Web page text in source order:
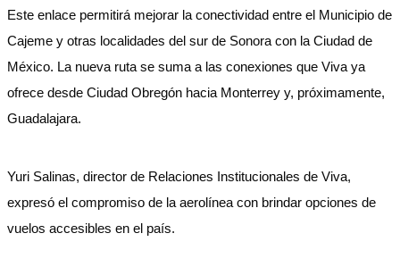
Este enlace permitirá mejorar la conectividad entre el Municipio de
Cajeme y otras localidades del sur de Sonora con la Ciudad de
México. La nueva ruta se suma a las conexiones que Viva ya
ofrece desde Ciudad Obregón hacia Monterrey y, próximamente,
Guadalajara.
Yuri Salinas, director de Relaciones Institucionales de Viva,
expresó el compromiso de la aerolínea con brindar opciones de
vuelos accesibles en el país.